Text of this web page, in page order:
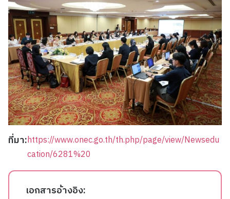
ที่มา:https://www.onec.go.th/th.php/page/view/Newsedu
cation/6281%20
เอกสารอ้างอิง: